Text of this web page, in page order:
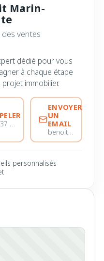
Marin-
ventes
dédié pour vous
à chaque étape
immobilier.
06 37 56 68 51
ENVOYER
UN
EMAIL
benoitmarinvicente@immobiliere-pujol.fr
personnalisés